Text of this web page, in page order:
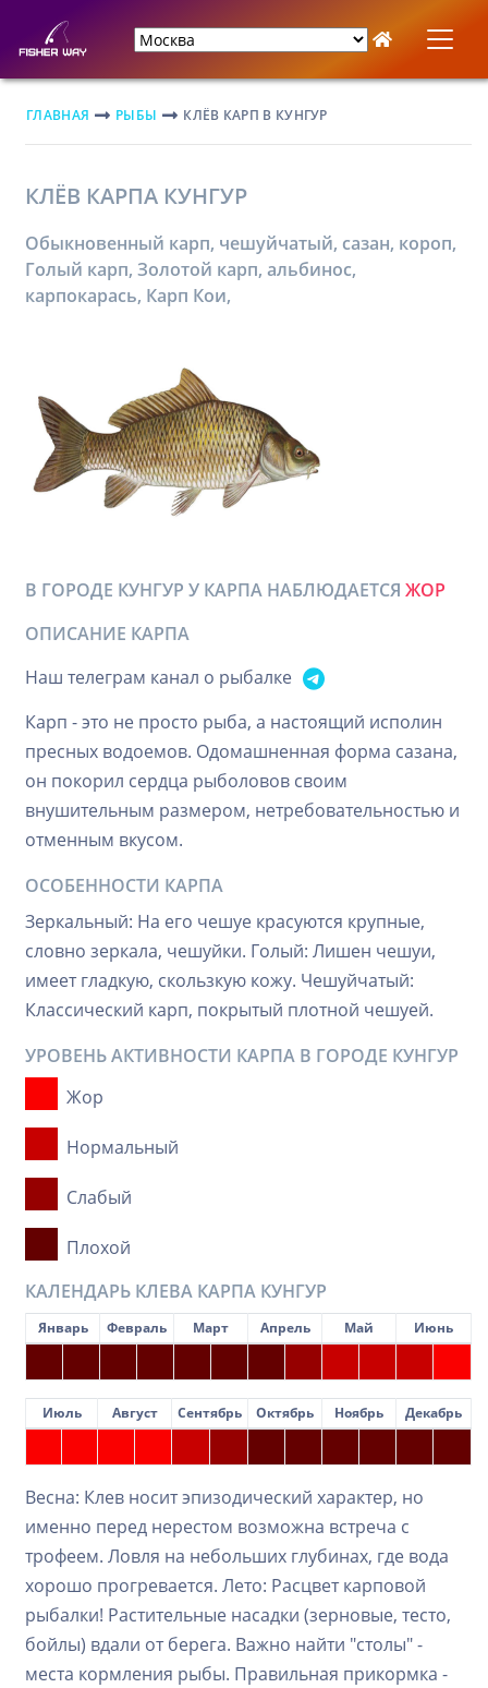
ГЛАВНАЯ РЫБЫ КЛЁВ КАРП В КУНГУР
КЛЁВ КАРПА КУНГУР
Обыкновенный карп, чешуйчатый, сазан, короп,
Голый карп, Золотой карп, альбинос,
карпокарась, Карп Кои,
В ГОРОДЕ КУНГУР У КАРПА НАБЛЮДАЕТСЯ ЖОР
ОПИСАНИЕ КАРПА
Наш телеграм канал о рыбалке
Карп - это не просто рыба, а настоящий исполин
пресных водоемов. Одомашненная форма сазана,
он покорил сердца рыболовов своим
внушительным размером, нетребовательностью и
отменным вкусом.
ОСОБЕННОСТИ КАРПА
Зеркальный: На его чешуе красуются крупные,
словно зеркала, чешуйки. Голый: Лишен чешуи,
имеет гладкую, скользкую кожу. Чешуйчатый:
Классический карп, покрытый плотной чешуей.
УРОВЕНЬ АКТИВНОСТИ КАРПА В ГОРОДЕ КУНГУР
Жор
Нормальный
Слабый
Плохой
КАЛЕНДАРЬ КЛЕВА КАРПА КУНГУР
Январь Февраль Март Апрель Май Июнь
Июль Август Сентябрь Октябрь Ноябрь Декабрь
Весна: Клев носит эпизодический характер, но
именно перед нерестом возможна встреча с
трофеем. Ловля на небольших глубинах, где вода
хорошо прогревается. Лето: Расцвет карповой
рыбалки! Растительные насадки (зерновые, тесто,
бойлы) вдали от берега. Важно найти "столы" -
места кормления рыбы. Правильная прикормка -